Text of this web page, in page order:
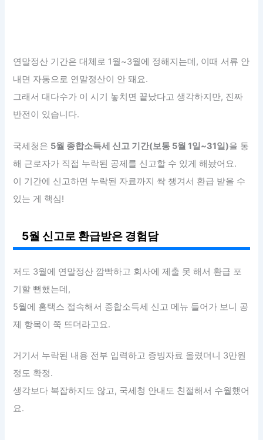
연말정산 기간은 대체로 1월~3월에 정해지는데, 이때 서류 안
내면 자동으로 연말정산이 안 돼요.
그래서 대다수가 이 시기 놓치면 끝났다고 생각하지만, 진짜
반전이 있습니다.
국세청은 5월 종합소득세 신고 기간(보통 5월 1일~31일)을 통
해 근로자가 직접 누락된 공제를 신고할 수 있게 해놨어요.
이 기간에 신고하면 누락된 자료까지 싹 챙겨서 환급 받을 수
있는 게 핵심!
5월 신고로 환급받은 경험담
저도 3월에 연말정산 깜빡하고 회사에 제출 못 해서 환급 포
기할 뻔했는데,
5월에 홈택스 접속해서 종합소득세 신고 메뉴 들어가 보니 공
제 항목이 쭉 뜨더라고요.
거기서 누락된 내용 전부 입력하고 증빙자료 올렸더니 3만원
정도 확정.
생각보다 복잡하지도 않고, 국세청 안내도 친절해서 수월했어
요.